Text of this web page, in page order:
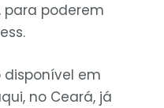
poderem
em
no Ceará, já